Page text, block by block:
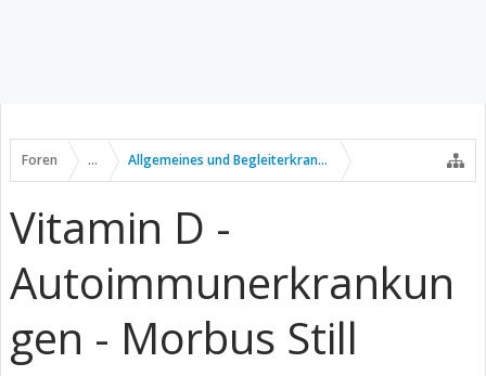
Foren ... Allgemeines und Begleiterkrankungen
Vitamin D -
Autoimmunerkrankun
gen - Morbus Still